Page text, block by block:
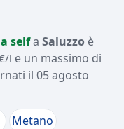
selfa Saluzzo è
l e un massimo di
il 05 agosto
Metano